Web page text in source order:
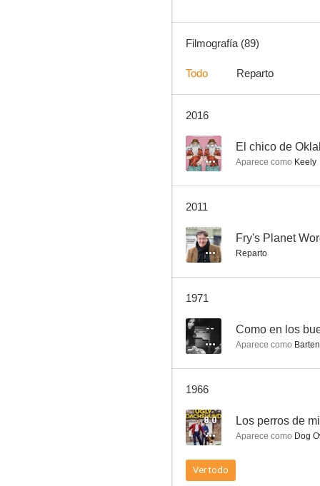
La mujer del cuadro
6.8
Filmografía (89)
Todo Reparto
2016
-- El chico de
Aparece como Keely
2011
-- Fry's Planet
Reparto
1971
-- Como en los
Aparece como
1966
8.0 Los perros de
Aparece como Dog
Ver todo